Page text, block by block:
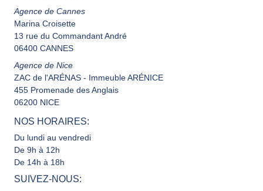
Agence de Cannes
Marina Croisette
13 rue du Commandant André
06400 CANNES
Agence de Nice
ZAC de l'ARÉNAS - Immeuble ARÉNICE
455 Promenade des Anglais
06200 NICE
NOS HORAIRES:
Du lundi au vendredi
De 9h à 12h
De 14h à 18h
SUIVEZ-NOUS: